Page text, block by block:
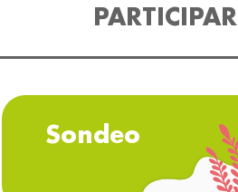
PARTICIPAR
Sondeo